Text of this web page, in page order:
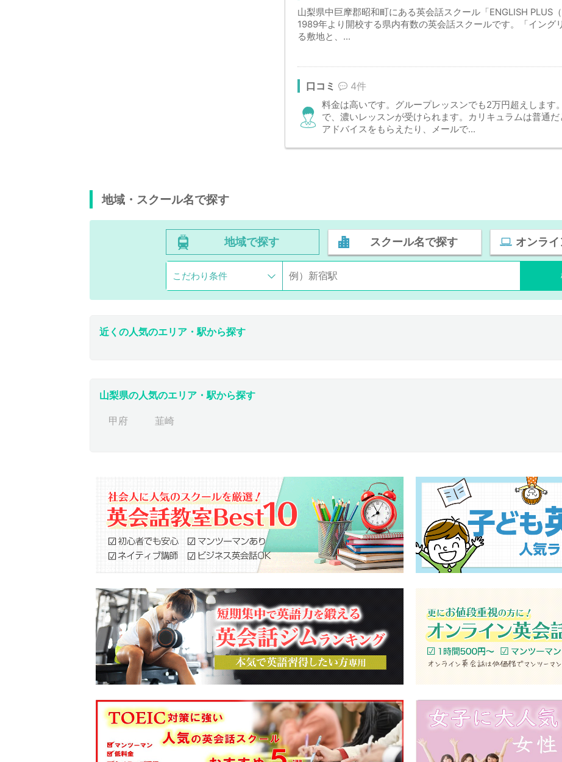
山梨県中巨摩郡昭和町にある英会話スクール「ENGLISH PLUS
1989年より開校する県内有数の英会話スクールです。「イング
る敷地と、...
口コミ 4件
料金は高いです。グループレッスンでも2万円超えしま
で、濃いレッスンが受けられます。カリキュラムは普通
アドバイスをもらえたり、メールで...
地域・スクール名で探す
地域で探す スクール名で探す オンラ
こだわり条件
近くの人気のエリア・駅から探す
山梨県の人気のエリア・駅から探す
甲府 韮崎